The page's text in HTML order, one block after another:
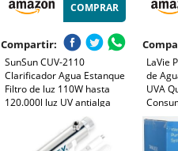
COMPRAR
Compartir:
SunSun CUV-2110
Clarificador Agua Estanque
Filtro de luz 110W hasta
120.000l luz UV antialga
LaVie
de
UVA
su
Pura